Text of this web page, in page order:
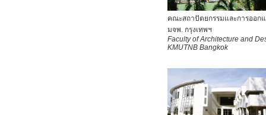
คณะสถาปัตยกรรมและการออก
มจพ. กรุงเทพฯ
Faculty of Architecture and
KMUTNB Bangkok